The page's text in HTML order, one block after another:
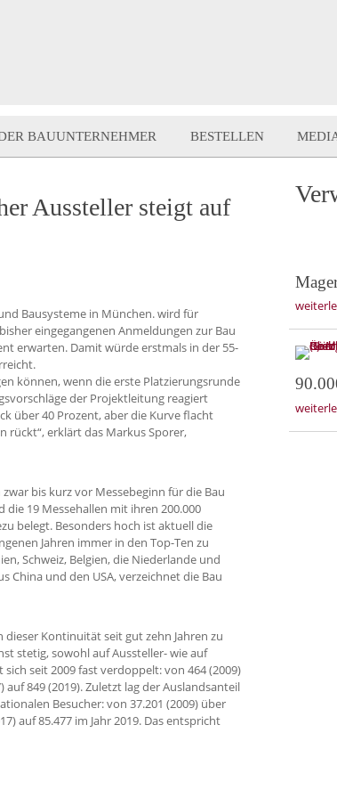
BAUUNTERNEHMER BESTELLEN
Aussteller steigt auf
Bausysteme in München. wird für
eingegangenen Anmeldungen zur Bau
erwarten. Damit würde erstmals in der 55-
können, wenn die erste Platzierungsrunde
der Projektleitung reagiert
über 40 Prozent, aber die Kurve flacht
rückt“, erklärt das Markus Sporer,
bis kurz vor Messebeginn für die Bau
19 Messehallen mit ihren 200.000
belegt. Besonders hoch ist aktuell die
Jahren immer in den Top-Ten zu
Schweiz, Belgien, die Niederlande und
China und den USA, verzeichnet die Bau
Kontinuität seit gut zehn Jahren zu
stetig, sowohl auf Aussteller- wie auf
seit 2009 fast verdoppelt: von 464 (2009)
auf 849 (2019). Zuletzt lag der Auslandsanteil
Besucher: von 37.201 (2009) über
auf 85.477 im Jahr 2019. Das entspricht